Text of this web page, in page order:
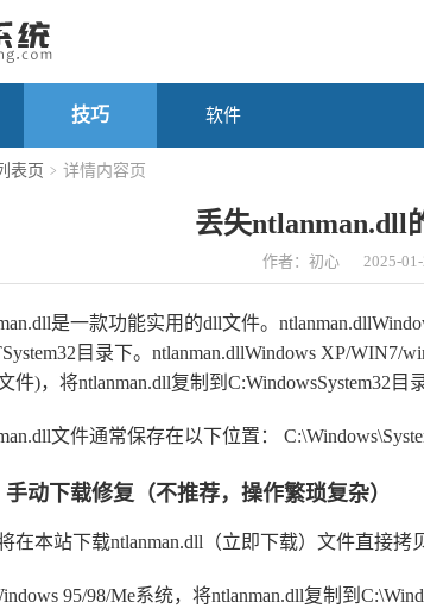
技巧 软件
表页 详情内容页
丢失ntlanman.dll
作者：初心 2025-
是一款功能实用的dll文件。
目录下。ntlanman.dllWindows XP/WIN7/
件)，将ntlanman.dll复制到C:WindowsSystem32目
文件通常保存在以下位置：
动下载修复（不推荐，操作繁琐复杂）
在本站下载ntlanman.dll（立即下载） 文件直接拷
95/98/Me系统，将ntlanman.dll复制到